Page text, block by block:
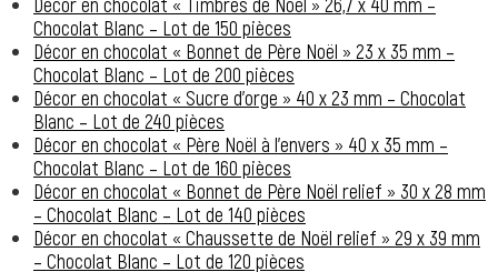
Chocolat Blanc – Lot de 150 pièces
Décor en chocolat « Bonnet de Père Noël » 23 x 35 mm –
Chocolat Blanc – Lot de 200 pièces
Décor en chocolat « Sucre d’orge » 40 x 23 mm – Chocolat
Blanc – Lot de 240 pièces
Décor en chocolat « Père Noël à l’envers » 40 x 35 mm –
Chocolat Blanc – Lot de 160 pièces
Décor en chocolat « Bonnet de Père Noël relief » 30 x 28 mm
– Chocolat Blanc – Lot de 140 pièces
Décor en chocolat « Chaussette de Noël relief » 29 x 39 mm
– Chocolat Blanc – Lot de 120 pièces